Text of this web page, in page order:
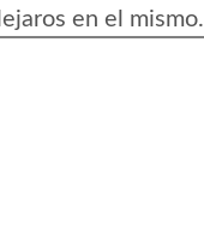
en el mismo.